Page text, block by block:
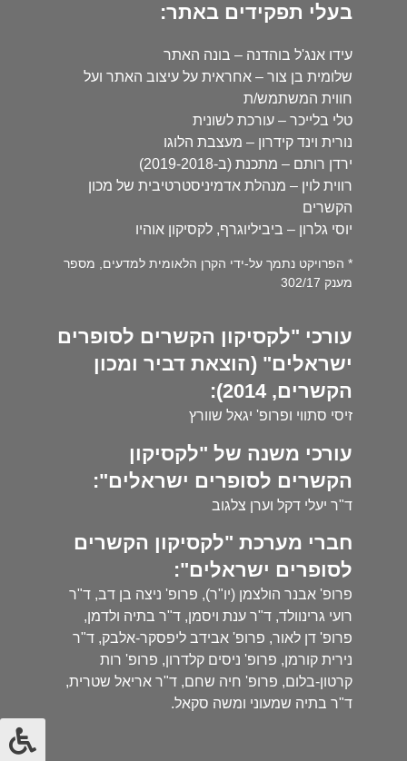
בעלי תפקידים באתר:
עידו אנג'ל בוהדנה – בונה האתר
שלומית בן צור – אחראית על עיצוב האתר ועל
חווית המשתמש/ת
טלי בלייכר – עורכת לשונית
נורית וינד קידרון – מעצבת הלוגו
ירדן רותם – מתכנת (ב-2019-2018)
רווית לוין – מנהלת אדמיניסטרטיבית של מכון
הקשרים
יוסי גלרון – ביביליוגרף, לקסיקון אוהיו
* הפרויקט נתמך על-ידי הקרן הלאומית למדעים, מספר
מענק 302/17
עורכי "לקסיקון הקשרים לסופרים
ישראלים" (הוצאת דביר ומכון
הקשרים, 2014):
זיסי סתווי ופרופ' יגאל שוורץ
עורכי משנה של "לקסיקון
הקשרים לסופרים ישראלים":
ד"ר יעלי דקל וערן צלגוב
חברי מערכת "לקסיקון הקשרים
לסופרים ישראלים":
פרופ' אבנר הולצמן (יו"ר), פרופ' ניצה בן דב, ד"ר
רועי גרינוולד, ד"ר ענת ויסמן, ד"ר בתיה ולדמן,
פרופ' דן לאור, פרופ' אבידב ליפסקר-אלבק, ד"ר
נירית קורמן, פרופ' ניסים קלדרון, פרופ' רות
קרטון-בלום, פרופ' חיה שחם, ד"ר אריאל שטרית,
ד"ר בתיה שמעוני ומשה סקאל.